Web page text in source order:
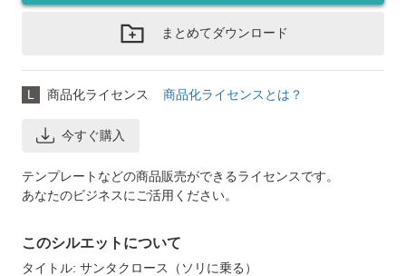
まとめてダウンロード
L 商品化ライセンス 商品化ライセンスとは？
今すぐ購入
テンプレートなどの商品販売ができるライセンスです。
あなたのビジネスにご活用ください。
このシルエットについて
タイトル: サンタクロース（ソリに乗る）